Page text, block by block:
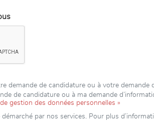
demande de candidature ou à votre demande
de candidature ou à ma demande
gestion des données personnelles »
par nos services. Pour plus